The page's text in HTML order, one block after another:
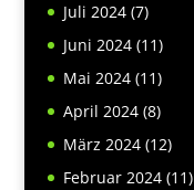
Juli 2024(7)
Juni 2024(11)
Mai 2024(11)
April 2024(8)
März 2024(12)
Februar 2024(11)